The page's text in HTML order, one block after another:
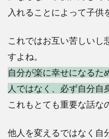
入れることによって子供
これではお互い苦しいし
すよね。
自分が楽に幸せになるた
人ではなく、必ず自分自
これもとても重要な話な
他人を変えるではなく自